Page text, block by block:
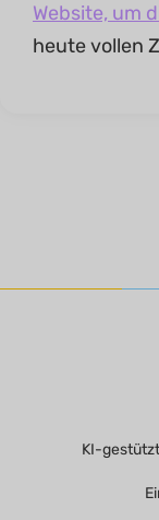
Website, um
heute vollen
KI-